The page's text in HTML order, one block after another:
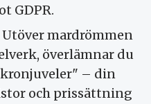
GDPR.
Utöver mardrömmen
överlämnar du
– din
och prissättning